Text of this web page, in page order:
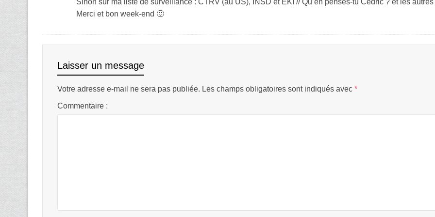
Sinon sur ma liste de surveillance : CTRV (au US), INSD et EKI // Qu’en penses-tu Cédric ? et les autres
Merci et bon week-end 🙂
Laisser un message
Votre adresse e-mail ne sera pas publiée. Les champs obligatoires sont indiqués avec *
Commentaire :